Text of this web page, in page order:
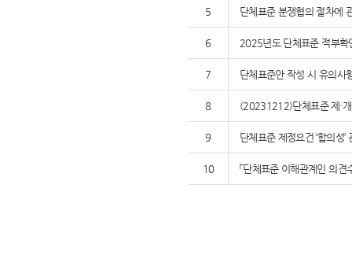
5 단체표준 분쟁협의 절차에
6 2025년도 단체표준 적부확
7 단체표준안 작성 시 유의사
8 (20231212)단체표준 제·
9 단체표준 제정요건 ‘합의성
10 「단체표준 이해관계인 의